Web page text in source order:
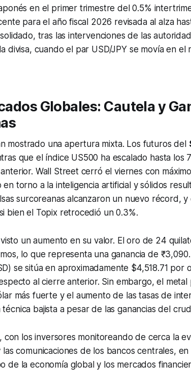
en el primer trimestre del 0.5%
para el año fiscal 2026 revisada al alza
tras las intervenciones de las
divisa, cuando el par USD/JPY se movía en el
Globales: Cautela y
mostrado una apertura mixta. Los futuros del
que el índice US500 ha escalado hasta los
Wall Street cerró el viernes con
torno a la inteligencia artificial y sólidos
surcoreanas alcanzaron un nuevo récord, y
bien el Topix retrocedió un 0.3%.
un aumento en su valor. El oro de 24
lo que representa una ganancia de
se sitúa en aproximadamente $4,518.71 por
al cierre anterior. Sin embargo, el metal
más fuerte y el aumento de las tasas de
bajista a pesar de las ganancias del
con los inversores monitoreando de cerca la
comunicaciones de los bancos centrales,
de la economía global y los mercados